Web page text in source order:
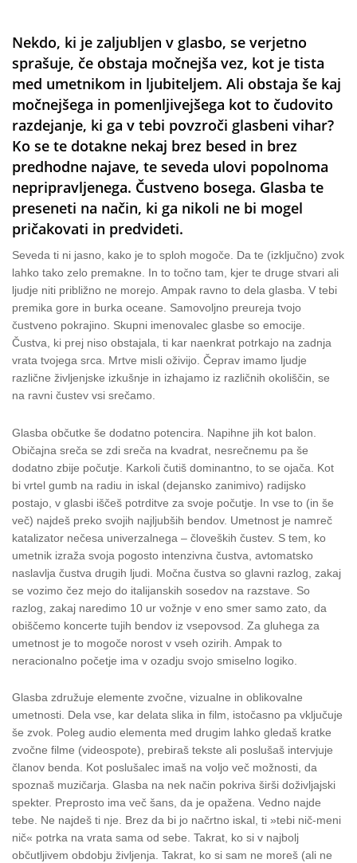
Nekdo, ki je zaljubljen v glasbo, se verjetno
sprašuje, če obstaja močnejša vez, kot je tista
med umetnikom in ljubiteljem. Ali obstaja še kaj
močnejšega in pomenljivejšega kot to čudovito
razdejanje, ki ga v tebi povzroči glasbeni vihar?
Ko se te dotakne nekaj brez besed in brez
predhodne najave, te seveda ulovi popolnoma
nepripravljenega. Čustveno bosega. Glasba te
preseneti na način, ki ga nikoli ne bi mogel
pričakovati in predvideti.
Seveda ti ni jasno, kako je to sploh mogoče. Da te (izključno) zvok
lahko tako zelo premakne. In to točno tam, kjer te druge stvari ali
ljudje niti približno ne morejo. Ampak ravno to dela glasba. V tebi
premika gore in burka oceane. Samovoljno preureja tvojo
čustveno pokrajino. Skupni imenovalec glasbe so emocije.
Čustva, ki prej niso obstajala, ti kar naenkrat potrkajo na zadnja
vrata tvojega srca. Mrtve misli oživijo. Čeprav imamo ljudje
različne življenjske izkušnje in izhajamo iz različnih okoliščin, se
na ravni čustev vsi srečamo.
Glasba občutke še dodatno potencira. Napihne jih kot balon.
Običajna sreča se zdi sreča na kvadrat, nesrečnemu pa še
dodatno zbije počutje. Karkoli čutiš dominantno, to se ojača. Kot
bi vrtel gumb na radiu in iskal (dejansko zanimivo) radijsko
postajo, v glasbi iščeš potrditve za svoje počutje. In vse to (in še
več) najdeš preko svojih najljubših bendov. Umetnost je namreč
katalizator nečesa univerzalnega – človeških čustev. S tem, ko
umetnik izraža svoja pogosto intenzivna čustva, avtomatsko
naslavlja čustva drugih ljudi. Močna čustva so glavni razlog, zakaj
se vozimo čez mejo do italijanskih sosedov na razstave. So
razlog, zakaj naredimo 10 ur vožnje v eno smer samo zato, da
obiščemo koncerte tujih bendov iz vsepovsod. Za gluhega za
umetnost je to mogoče norost v vseh ozirih. Ampak to
neracionalno početje ima v ozadju svojo smiselno logiko.
Glasba združuje elemente zvočne, vizualne in oblikovalne
umetnosti. Dela vse, kar delata slika in film, istočasno pa vključuje
še zvok. Poleg audio elementa med drugim lahko gledaš kratke
zvočne filme (videospote), prebiraš tekste ali poslušaš intervjuje
članov benda. Kot poslušalec imaš na voljo več možnosti, da
spoznaš muzičarja. Glasba na nek način pokriva širši doživljajski
spekter. Preprosto ima več šans, da je opažena. Vedno najde
tebe. Ne najdeš ti nje. Brez da bi jo načrtno iskal, ti »tebi nič-meni
nič« potrka na vrata sama od sebe. Takrat, ko si v najbolj
občutljivem obdobju življenja. Takrat, ko si sam ne moreš (ali ne